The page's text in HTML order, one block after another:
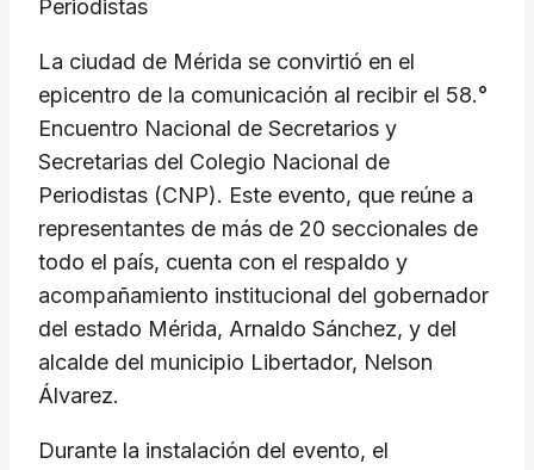
Periodistas
​La ciudad de Mérida se convirtió en el
epicentro de la comunicación al recibir el 58.°
Encuentro Nacional de Secretarios y
Secretarias del Colegio Nacional de
Periodistas (CNP). Este evento, que reúne a
representantes de más de 20 seccionales de
todo el país, cuenta con el respaldo y
acompañamiento institucional del gobernador
del estado Mérida, Arnaldo Sánchez, y del
alcalde del municipio Libertador, Nelson
Álvarez.
​Durante la instalación del evento, el